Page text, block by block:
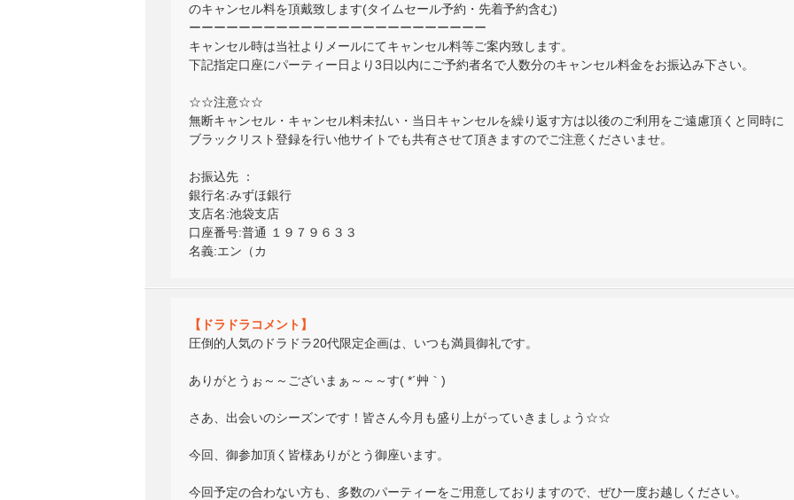
のキャンセル料を頂戴致します(タイムセール予約・先着予約含む)
ーーーーーーーーーーーーーーーーーーーーーーーー
キャンセル時は当社よりメールにてキャンセル料等ご案内致します。
下記指定口座にパーティー日より3日以内にご予約者名で人数分のキャンセル料金をお振込み下さい。
☆☆注意☆☆
無断キャンセル・キャンセル料未払い・当日キャンセルを繰り返す方は以後のご利用をご遠慮頂くと同時に
ブラックリスト登録を行い他サイトでも共有させて頂きますのでご注意くださいませ。
お振込先 ：
銀行名:みずほ銀行
支店名:池袋支店
口座番号:普通 １９７９６３３
名義:エン（カ
【ドラドラコメント】
圧倒的人気のドラドラ20代限定企画は、いつも満員御礼です。
ありがとうぉ～～ございまぁ～～～す( *´艸｀)
さあ、出会いのシーズンです！皆さん今月も盛り上がっていきましょう☆☆
今回、御参加頂く皆様ありがとう御座います。
今回予定の合わない方も、多数のパーティーをご用意しておりますので、ぜひ一度お越しください。